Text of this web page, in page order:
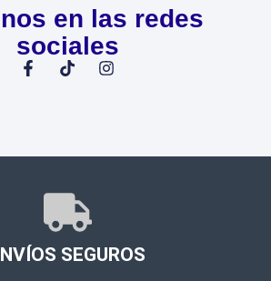
en las redes
sociales
SEGUROS